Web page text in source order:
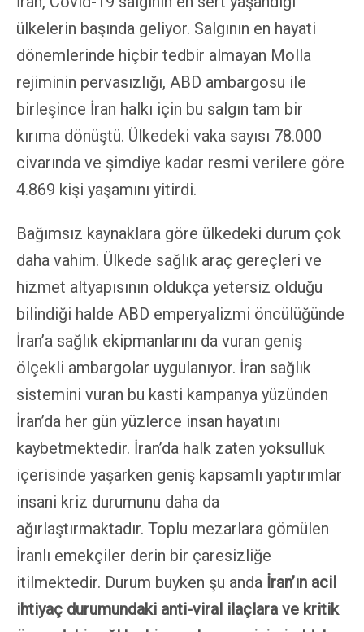
ülkelerin başında geliyor. Salgının en hayati
dönemlerinde hiçbir tedbir almayan Molla
rejiminin pervasızlığı, ABD ambargosu ile
birleşince İran halkı için bu salgın tam bir
kırıma dönüştü. Ülkedeki vaka sayısı 78.000
civarında ve şimdiye kadar resmi verilere göre
4.869 kişi yaşamını yitirdi.
Bağımsız kaynaklara göre ülkedeki durum çok
daha vahim. Ülkede sağlık araç gereçleri ve
hizmet altyapısının oldukça yetersiz olduğu
bilindiği halde ABD emperyalizmi öncülüğünde
İran’a sağlık ekipmanlarını da vuran geniş
ölçekli ambargolar uygulanıyor. İran sağlık
sistemini vuran bu kasti kampanya yüzünden
İran’da her gün yüzlerce insan hayatını
kaybetmektedir. İran’da halk zaten yoksulluk
içerisinde yaşarken geniş kapsamlı yaptırımlar
insani kriz durumunu daha da
ağırlaştırmaktadır. Toplu mezarlara gömülen
İranlı emekçiler derin bir çaresizliğe
itilmektedir. Durum buyken şu anda İran’ın acil
ihtiyaç durumundaki anti-viral ilaçlara ve kritik